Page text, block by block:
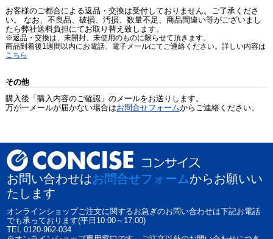
お客様のご都合による返品・交換は受付しておりません。ご了承くださ
い。 なお、不良品、破損、汚損、数量不足、商品間違い等がございまし
たら弊社送料負担にてお取り替え致します。
※返品・交換は、未開封、未使用のものに限らせて頂きます。
商品到着後1週間以内にお電話、電子メールにてご連絡ください。詳しい内容は
こちら
その他
購入後「購入内容のご確認」のメールをお送りします。
万が一メールが届かない場合はお問合せフォームからご連絡ください。
お問い合わせはお問合せフォームからお願いい
たします
オンラインショップご注文に関するお急ぎのお問い合わせは下記お電話
でも承っております(平日10:00～17:00)
TEL 0120-962-034